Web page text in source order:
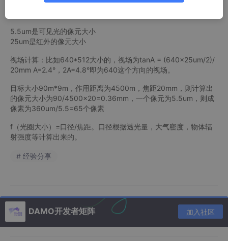
5.5um是可见光的像元大小
25um是红外的像元大小
视场计算：比如640*512大小的，视场为tanA = (640×25um/2)/
20mm A=2.4°，2A=4.8°即为640这个方向的视场。
目标大小90m*9m，作用距离为4500m，焦距20mm，则计算出
的像元大小为90/4500×20=0.36mm，一个像元为5.5um，则成
像素为360um/5.5=65个像素
f（光圈大小）=口径/焦距。口径根据透光量，大气密度，物体辐
射强度等计算出来的。
# 经验分享
DAMO开发者矩阵 加入社区